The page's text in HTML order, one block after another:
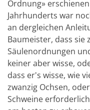
Ordnung»
Jahrhunderts war
an dergleichen
Baumeister, dass sie
Säulenordnungen
keiner aber wisse,
dass er's wisse, wie
zwanzig Ochsen,
Schweine